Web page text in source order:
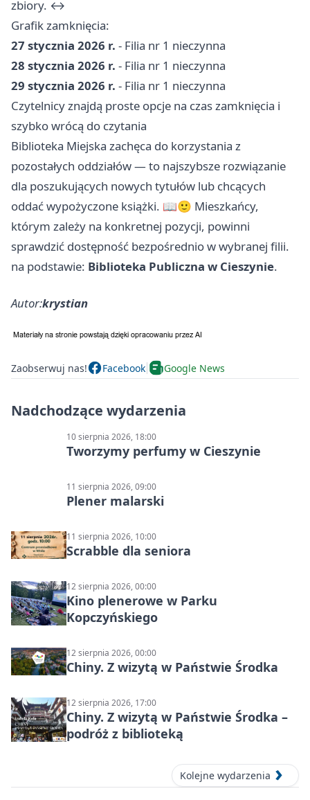
zbiory. ↔️
Grafik zamknięcia:
27 stycznia 2026 r. - Filia nr 1 nieczynna
28 stycznia 2026 r. - Filia nr 1 nieczynna
29 stycznia 2026 r. - Filia nr 1 nieczynna
Czytelnicy znajdą proste opcje na czas zamknięcia i
szybko wrócą do czytania
Biblioteka Miejska zachęca do korzystania z
pozostałych oddziałów — to najszybsze rozwiązanie
dla poszukujących nowych tytułów lub chcących
oddać wypożyczone książki. 📖🙂 Mieszkańcy,
którym zależy na konkretnej pozycji, powinni
sprawdzić dostępność bezpośrednio w wybranej filii.
na podstawie: Biblioteka Publiczna w Cieszynie.
Autor:krystian
Zaobserwuj nas! Facebook Google News
Nadchodzące wydarzenia
10 sierpnia 2026, 18:00
Tworzymy perfumy w Cieszynie
11 sierpnia 2026, 09:00
Plener malarski
11 sierpnia 2026, 10:00
Scrabble dla seniora
12 sierpnia 2026, 00:00
Kino plenerowe w Parku
Kopczyńskiego
12 sierpnia 2026, 00:00
Chiny. Z wizytą w Państwie Środka
12 sierpnia 2026, 17:00
Chiny. Z wizytą w Państwie Środka –
podróż z biblioteką
Kolejne wydarzenia